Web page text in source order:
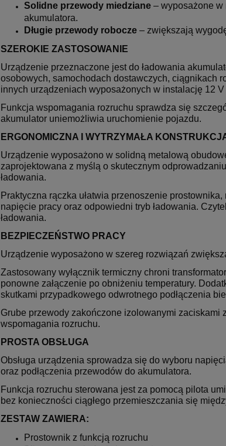
Solidne przewody miedziane – wyposażone w
akumulatora.
Długie przewody robocze – zwiększają
SZEROKIE ZASTOSOWANIE
Urządzenie przeznaczone jest do ładowania
osobowych, samochodach dostawczych, ciągnikach
innych urządzeniach wyposażonych w instalację 12 V
Funkcja wspomagania rozruchu sprawdza się
akumulator uniemożliwia uruchomienie pojazdu.
ERGONOMICZNA I WYTRZYMAŁA
Urządzenie wyposażono w solidną metalową
zaprojektowana z myślą o skutecznym
ładowania.
Praktyczna rączka ułatwia przenoszenie
napięcie pracy oraz odpowiedni tryb ładowania.
ładowania.
BEZPIECZEŃSTWO PRACY
Urządzenie wyposażono w szereg rozwiązań
Zastosowany wyłącznik termiczny chroni
ponowne załączenie po obniżeniu temperatury.
skutkami przypadkowego odwrotnego podłączenia
Grube przewody zakończone izolowanymi zaciskami
wspomagania rozruchu.
PROSTA OBSŁUGA
Obsługa urządzenia sprowadza się do wyboru
oraz podłączenia przewodów do akumulatora.
Funkcja rozruchu sterowana jest za pomocą pilota
bez konieczności ciągłego przemieszczania się
ZESTAW ZAWIERA:
Prostownik z funkcją rozruchu